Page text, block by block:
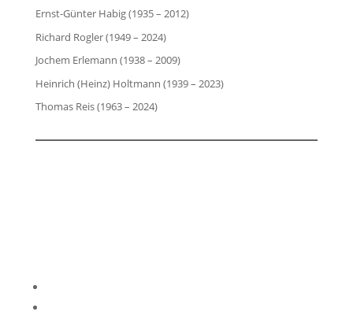
Ernst-Günter Habig (1935 – 2012)
Richard Rogler (1949 – 2024)
Jochem Erlemann (1938 – 2009)
Heinrich (Heinz) Holtmann (1939 – 2023)
Thomas Reis (1963 – 2024)